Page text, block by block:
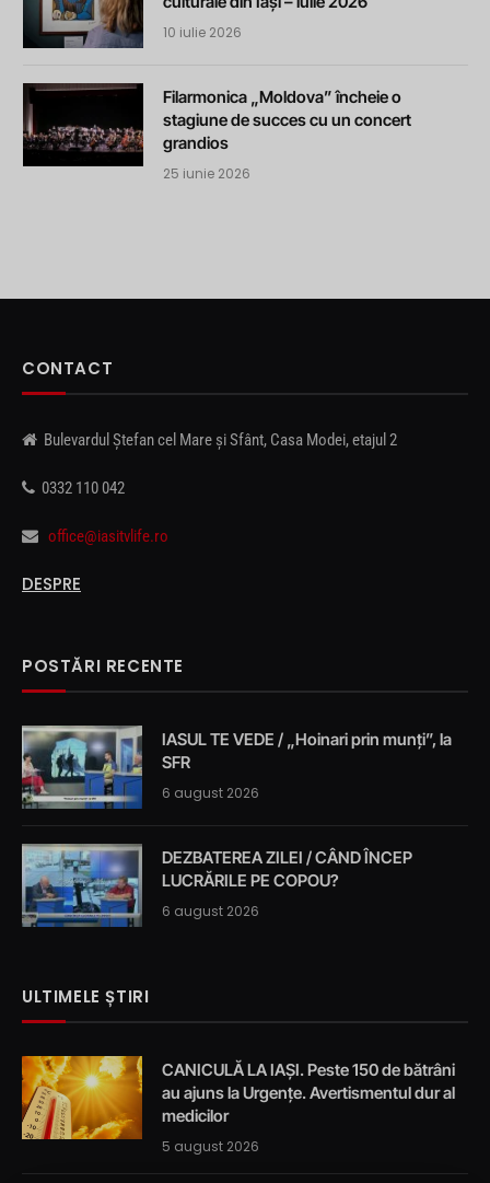
10 iulie 2026
Filarmonica „Moldova” încheie o
stagiune de succes cu un concert
grandios
25 iunie 2026
CONTACT
Bulevardul Ștefan cel Mare și Sfânt, Casa Modei, etajul 2
0332 110 042
office@iasitvlife.ro
DESPRE
POSTĂRI RECENTE
IASUL TE VEDE / „Hoinari prin munți”, la
SFR
6 august 2026
DEZBATEREA ZILEI / CÂND ÎNCEP
LUCRĂRILE PE COPOU?
6 august 2026
ULTIMELE ȘTIRI
CANICULĂ LA IAȘI. Peste 150 de bătrâni
au ajuns la Urgențe. Avertismentul dur al
medicilor
5 august 2026